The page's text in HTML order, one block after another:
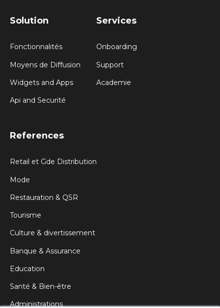
Solution
Fonctionnalités
Moyens de Diffusion
Widgets and Apps
Api and Securité
Services
Onboarding
Support
Academie
References
Retail et Gde Distribution
Mode
Restauration & QSR
Tourisme
Culture & divertissement
Banque & Assurance
Education
Santé & Bien-être
Administrations